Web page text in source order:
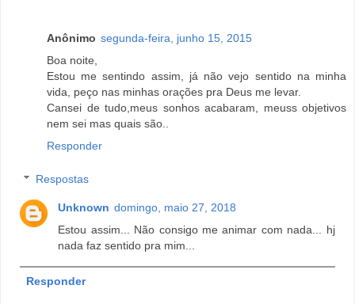
Anônimo segunda-feira, junho 15, 2015
Boa noite,
Estou me sentindo assim, já não vejo sentido na minha
vida, peço nas minhas orações pra Deus me levar.
Cansei de tudo,meus sonhos acabaram, meuss objetivos
nem sei mas quais são..
Responder
Respostas
Unknown domingo, maio 27, 2018
Estou assim... Não consigo me animar com nada... hj
nada faz sentido pra mim...
Responder